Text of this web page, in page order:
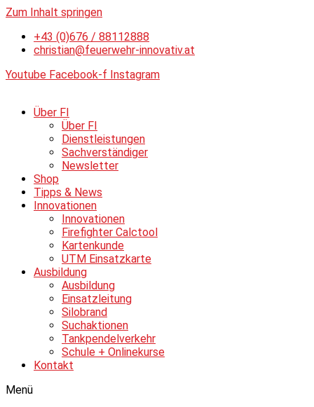
Zum Inhalt springen
+43 (0)676 / 88112888
christian@feuerwehr-innovativ.at
Youtube Facebook-f Instagram
Über FI
Über FI
Dienstleistungen
Sachverständiger
Newsletter
Shop
Tipps & News
Innovationen
Innovationen
Firefighter Calctool
Kartenkunde
UTM Einsatzkarte
Ausbildung
Ausbildung
Einsatzleitung
Silobrand
Suchaktionen
Tankpendelverkehr
Schule + Onlinekurse
Kontakt
Menü